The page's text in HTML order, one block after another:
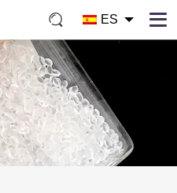
ES